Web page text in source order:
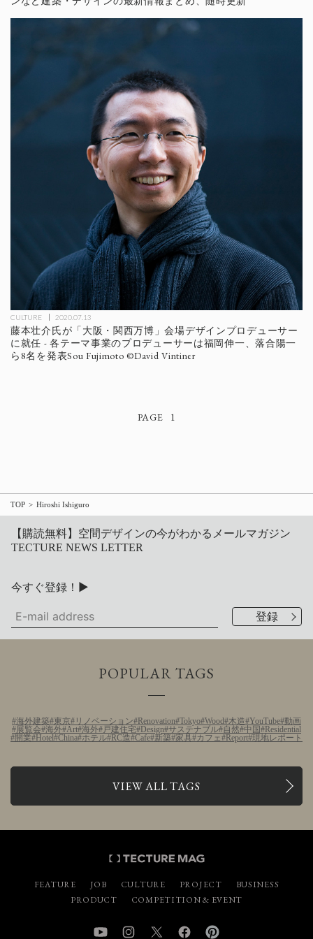
CULTURE 2020.07.13
藤本壮介氏が「大阪・関西万博」会場デザインプロデューサー
に就任 - 各テーマ事業のプロデューサーは福岡伸一、落合陽一
ら8名を発表Sou Fujimoto ©David Vintiner
1
TOP Hiroshi Ishiguro
【購読無料】空間デザインの今がわかるメールマガジン
TECTURE NEWS LETTER
今すぐ登録！▶
POPULAR TAGS
海外建築 東京 リノベーション Renovation Tokyo Wood 木造 YouTube 動画
展覧会 海外 Art 海外 戸建住宅 Design サステナブル 自然 中国
Residential
開業
Hotel China ホテル RC造 Cafe 新築 家具 カフェ Report 現地レポート
VIEW ALL TAGS
FEATURE JOB CULTURE PROJECT
BUSINESS
PRODUCT
COMPETITION & EVENT
YouTube InstagramTwitter Facebook